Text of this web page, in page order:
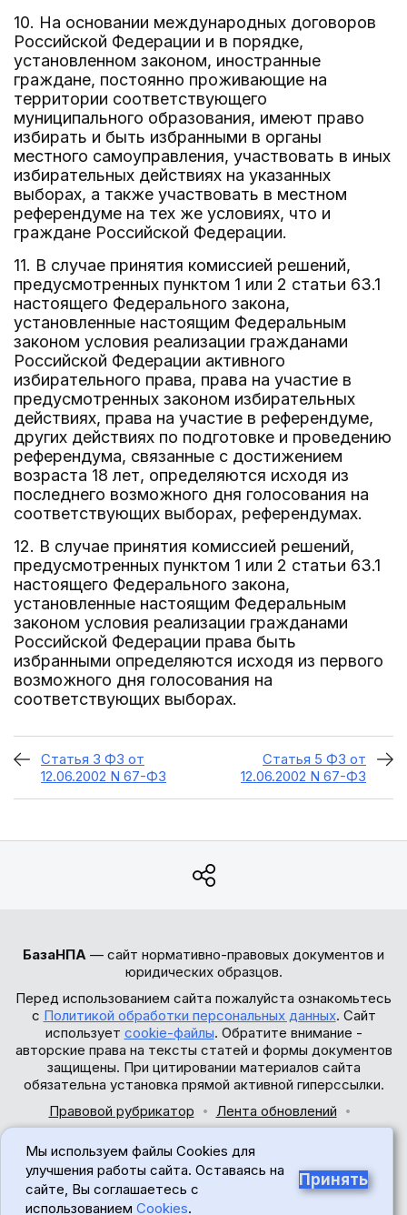
10. На основании международных договоров
Российской Федерации и в порядке,
установленном законом, иностранные
граждане, постоянно проживающие на
территории соответствующего
муниципального образования, имеют право
избирать и быть избранными в органы
местного самоуправления, участвовать в иных
избирательных действиях на указанных
выборах, а также участвовать в местном
референдуме на тех же условиях, что и
граждане Российской Федерации.
11. В случае принятия комиссией решений,
предусмотренных пунктом 1 или 2 статьи 63.1
настоящего Федерального закона,
установленные настоящим Федеральным
законом условия реализации гражданами
Российской Федерации активного
избирательного права, права на участие в
предусмотренных законом избирательных
действиях, права на участие в референдуме,
других действиях по подготовке и проведению
референдума, связанные с достижением
возраста 18 лет, определяются исходя из
последнего возможного дня голосования на
соответствующих выборах, референдумах.
12. В случае принятия комиссией решений,
предусмотренных пунктом 1 или 2 статьи 63.1
настоящего Федерального закона,
установленные настоящим Федеральным
законом условия реализации гражданами
Российской Федерации права быть
избранными определяются исходя из первого
возможного дня голосования на
соответствующих выборах.
Статья 3 ФЗ от
12.06.2002 N 67-ФЗ
Статья 5 ФЗ от
12.06.2002 N 67-ФЗ
БазаНПА — сайт нормативно-правовых документов и
юридических образцов.
Перед использованием сайта пожалуйста ознакомьтесь
с Политикой обработки персональных данных. Сайт
использует cookie-файлы. Обратите внимание -
авторские права на тексты статей и формы документов
защищены. При цитировании материалов сайта
обязательна установка прямой активной гиперссылки.
Правовой рубрикатор
Лента обновлений
© 2017-2026
18+
Мы используем файлы Cookies для
улучшения работы сайта. Оставаясь на
сайте, Вы соглашаетесь с
использованием Cookies.
Принять